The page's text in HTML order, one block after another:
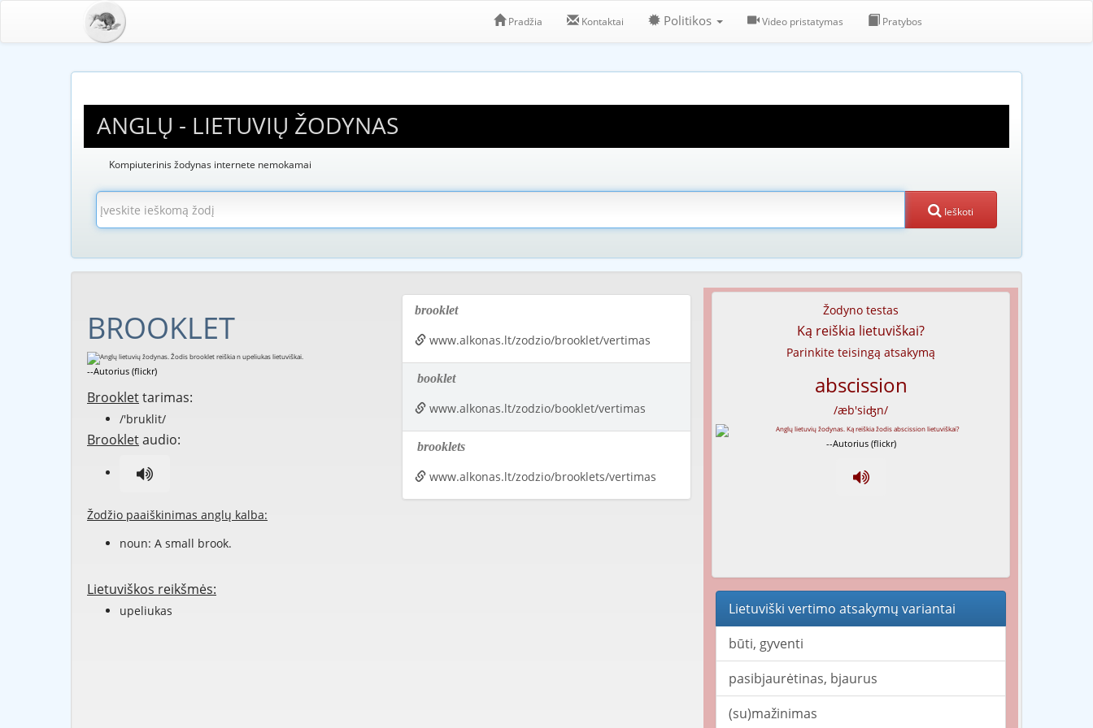
Pradžia Kontaktai Politikos Video pristatymas Pratybos
ANGLŲ - LIETUVIŲ ŽODYNAS
Kompiuterinis žodynas internete nemokamai
Ieškoti
BROOKLET
--Autorius (flickr)
Brooklettarimas:
/'bruklit/
Brookletaudio:
Žodžio paaiškinimas anglų kalba:
noun: A small brook.
Lietuviškos reikšmės:
upeliukas
brooklet
www.alkonas.lt/zodzio/brooklet/vertimas
booklet
www.alkonas.lt/zodzio/booklet/vertimas
brooklets
www.alkonas.lt/zodzio/brooklets/vertimas
Žodyno testas
Ką reiškia lietuviškai?
Parinkite teisingą atsakymą
abscission
/æb'siʤn/
--Autorius (flickr)
Lietuviški vertimo atsakymų variantai
būti, gyventi
pasibjaurėtinas, bjaurus
(su)mažinimas